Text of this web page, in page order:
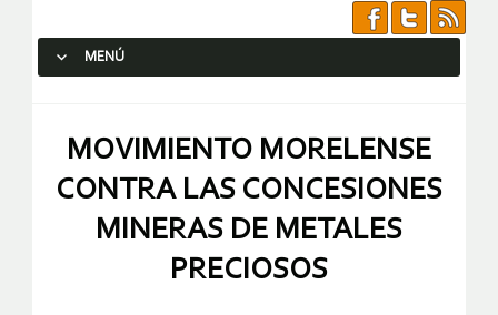
MENÚ
MOVIMIENTO MORELENSE
CONTRA LAS CONCESIONES
MINERAS DE METALES
PRECIOSOS